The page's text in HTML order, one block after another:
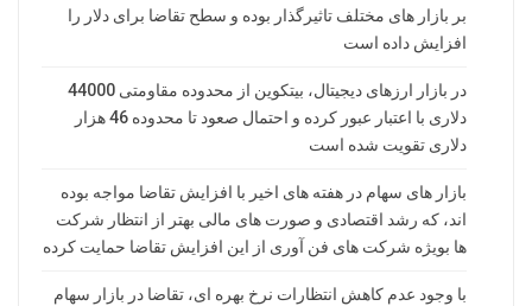
بر بازار های مختلف تاثیرگذار بوده و سطح تقاضا برای دلار را
افزایش داده است
در بازار ارزهای دیجیتال، بیتکوین از محدوده مقاومتی 44000
دلاری با اعتبار عبور کرده و احتمال صعود تا محدوده 46 هزار
دلاری تقویت شده است
بازار های سهام در هفته های اخیر با افزایش تقاضا مواجه بوده
اند، که رشد اقتصادی و صورت های مالی بهتر از انتظار شرکت
ها بویژه شرکت های فن آوری از این افزایش تقاضا حمایت کرده
با وجود عدم کاهش انتظارات نرخ بهره ای، تقاضا در بازار سهام